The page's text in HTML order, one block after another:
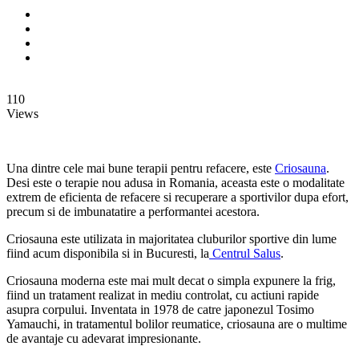
110
Views
Una dintre cele mai bune terapii pentru refacere, este Criosauna.
Desi este o terapie nou adusa in Romania, aceasta este o modalitate
extrem de eficienta de refacere si recuperare a sportivilor dupa efort,
precum si de imbunatatire a performantei acestora.
Criosauna este utilizata in majoritatea cluburilor sportive din lume
fiind acum disponibila si in Bucuresti, la Centrul Salus.
Criosauna moderna este mai mult decat o simpla expunere la frig,
fiind un tratament realizat in mediu controlat, cu actiuni rapide
asupra corpului. Inventata in 1978 de catre japonezul Tosimo
Yamauchi, in tratamentul bolilor reumatice, criosauna are o multime
de avantaje cu adevarat impresionante.